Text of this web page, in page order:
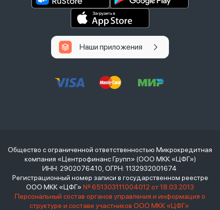
Наши приложения
Общество с ограниченной ответственностью Микрокредитная
компания «Центрофинанс Групп» (ООО МКК «ЦФГ»)
ИНН: 2902076410, ОГРН: 1132932001674
Регистрационный номер записи в государственном реестре
ООО МКК «ЦФГ» № 651303111004012 от 18.03.2013
Персональный состав органов управления и информация о
структуре и составе участников ООО МКК «ЦФГ»